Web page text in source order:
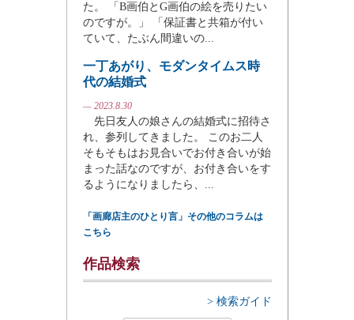
た。 「B画伯とG画伯の絵を売りたい
のですが。」 「保証書と共箱が付い
ていて、たぶん間違いの...
一丁あがり、モダンタイムス時
代の結婚式
— 2023.8.30
先日友人の娘さんの結婚式に招待さ
れ、参列してきました。 このお二人
そもそもはお見合いでお付き合いが始
まった話なのですが、お付き合いをす
るようになりましたら、...
「画廊店主のひとり言」その他のコラムは
こちら
作品検索
> 検索ガイド